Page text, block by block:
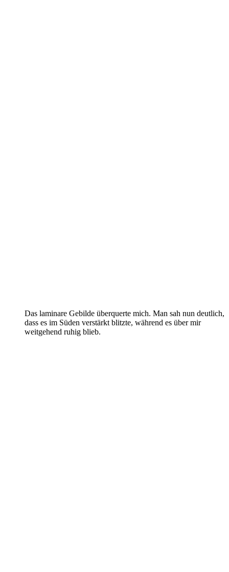
Das laminare Gebilde überquerte mich. Man sah nun deutlich,
dass es im Süden verstärkt blitzte, während es über mir
weitgehend ruhig blieb.